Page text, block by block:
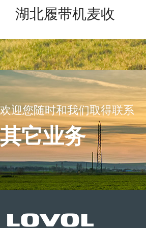
湖北履带机麦收
欢迎您随时和我们取得联系
其它业务